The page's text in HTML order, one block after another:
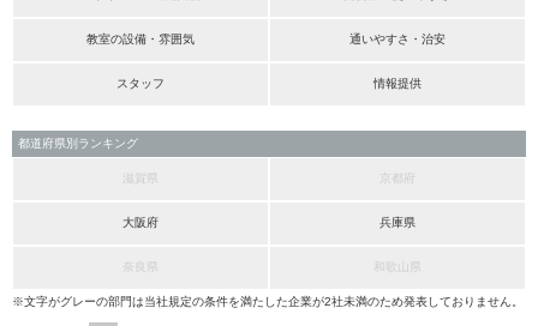
教室の設備・雰囲気 通いやすさ・治安
スタッフ 情報提供
都道府県別ランキング
滋賀県 京都府
大阪府 兵庫県
奈良県 和歌山県
※文字がグレーの部門は当社規定の条件を満たした企業が2社未満のため発表しておりません。